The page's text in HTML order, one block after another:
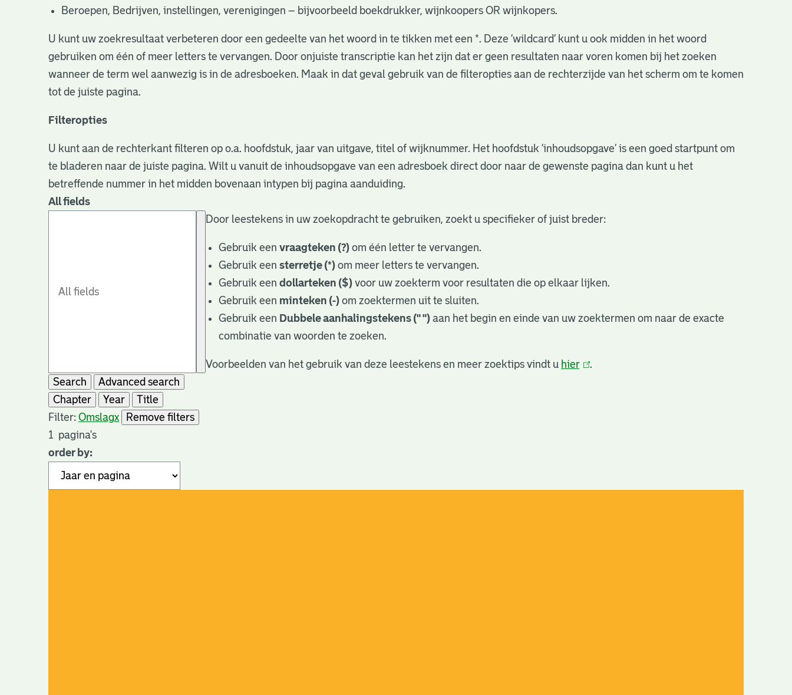
Beroepen, Bedrijven, instellingen, verenigingen – bijvoorbeeld boekdrukker, wijnkoopers OR wijnkopers.
U kunt uw zoekresultaat verbeteren door een gedeelte van het woord in te tikken met een *. Deze ‘wildcard’ kunt u ook midden in het woord
gebruiken om één of meer letters te vervangen. Door onjuiste transcriptie kan het zijn dat er geen resultaten naar voren komen bij het zoeken
wanneer de term wel aanwezig is in de adresboeken. Maak in dat geval gebruik van de filteropties aan de rechterzijde van het scherm om te komen
tot de juiste pagina.
Filteropties
U kunt aan de rechterkant filteren op o.a. hoofdstuk, jaar van uitgave, titel of wijknummer. Het hoofdstuk ‘inhoudsopgave’ is een goed startpunt om
te bladeren naar de juiste pagina. Wilt u vanuit de inhoudsopgave van een adresboek direct door naar de gewenste pagina dan kunt u het
betreffende nummer in het midden bovenaan intypen bij pagina aanduiding.
All fields
Door leestekens in uw zoekopdracht te gebruiken, zoekt u specifieker of juist breder:
Gebruik eenvraagteken (?) om één letter te vervangen.
Gebruik eensterretje (*) om meer letters te vervangen.
Gebruik eendollarteken ($) voor uw zoekterm voor resultaten die op elkaar lijken.
Gebruik een minteken (-) om zoektermen uit te sluiten.
Gebruik een Dubbele aanhalingstekens (" ") aan het begin en einde van uw zoektermen om naar de exacte
combinatie van woorden te zoeken.
Voorbeelden van het gebruik van deze leestekens en meer zoektips vindt u hier(link
.
Search
Advanced search
Chapter
Year
Title
Filter: Omslagx
Remove filters
1 pagina's
order by: